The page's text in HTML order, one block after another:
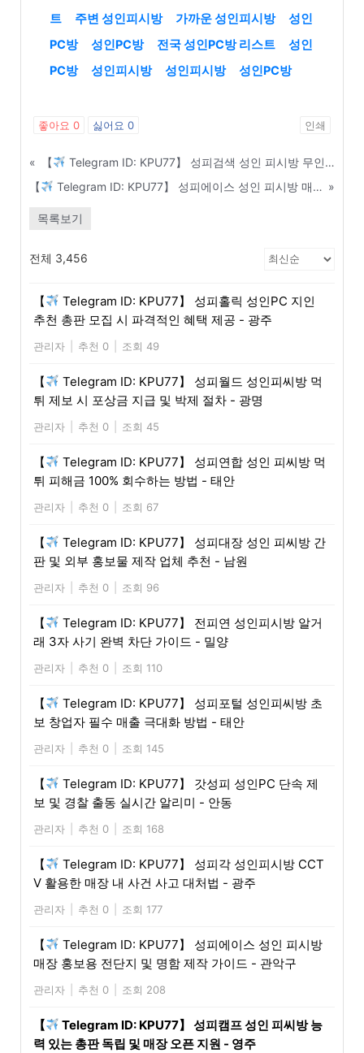
트
주변 성인피시방 가까운 성인피시방
성인
PC방
성인PC방 전국 성인PC방 리스트
성인
PC방
성인피시방 성인피시방 성인PC방
좋아요 0 싫어요 0 인쇄
« 【
Telegram ID: KPU77】 성피검색 성인 피시방 무인 매장 전환 및 자동화 시스템 구축 비용 - 목포
【
Telegram ID: KPU77】 성피에이스 성인 피시방 매장 홍보용 전단지 및 명함 제작 가이드 - 관악구 »
목록보기
전체 3,456
【
Telegram ID: KPU77】 성피홀릭 성인PC 지인
추천 총판 모집 시 파격적인 혜택 제공 - 광주
관리자 추천 0 조회 49
【
Telegram ID: KPU77】 성피월드 성인피씨방 먹
튀 제보 시 포상금 지급 및 박제 절차 - 광명
관리자 추천 0 조회 45
【
Telegram ID: KPU77】 성피연합 성인 피씨방 먹
튀 피해금 100% 회수하는 방법 - 태안
관리자 추천 0 조회 67
【
Telegram ID: KPU77】 성피대장 성인 피씨방 간
판 및 외부 홍보물 제작 업체 추천 - 남원
관리자 추천 0 조회 96
【
Telegram ID: KPU77】 전피연 성인피시방 알거
래 3자 사기 완벽 차단 가이드 - 밀양
관리자 추천 0 조회 110
【
Telegram ID: KPU77】 성피포털 성인피씨방 초
보 창업자 필수 매출 극대화 방법 - 태안
관리자 추천 0 조회 145
【
Telegram ID: KPU77】 갓성피 성인PC 단속 제
보 및 경찰 출동 실시간 알리미 - 안동
관리자 추천 0 조회 168
【
Telegram ID: KPU77】 성피각 성인피시방 CCT
V 활용한 매장 내 사건 사고 대처법 - 광주
관리자 추천 0 조회 177
【
Telegram ID: KPU77】 성피에이스 성인 피시방
매장 홍보용 전단지 및 명함 제작 가이드 - 관악구
관리자 추천 0 조회 208
【
Telegram ID: KPU77】 성피캠프 성인 피씨방 능
력 있는 총판 독립 및 매장 오픈 지원 - 영주